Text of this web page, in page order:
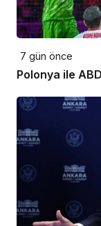
7 gün önce
Polonya ile